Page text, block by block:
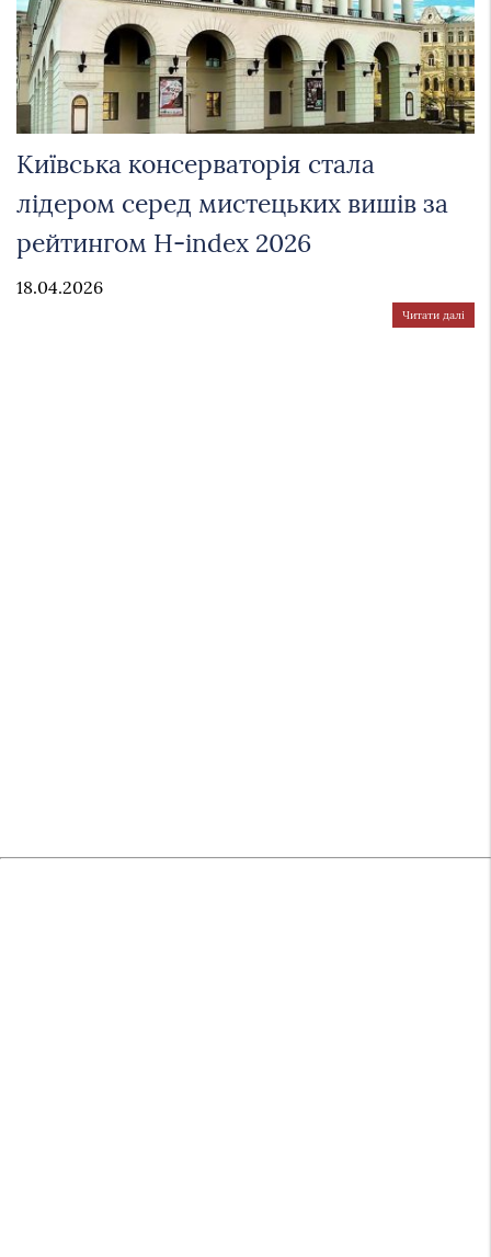
Київська консерваторія стала
лідером серед мистецьких вишів за
рейтингом H-index 2026
18.04.2026
Читати далі